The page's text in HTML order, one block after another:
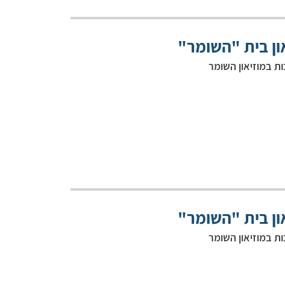
בית "השומר"
במוזיאון השומר
בית "השומר"
במוזיאון השומר